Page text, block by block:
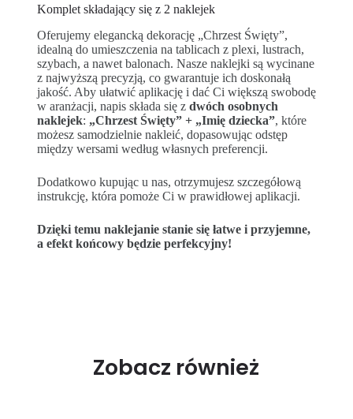
Komplet składający się z 2 naklejek
Oferujemy elegancką dekorację „Chrzest Święty”,
idealną do umieszczenia na tablicach z plexi, lustrach,
szybach, a nawet balonach. Nasze naklejki są wycinane
z najwyższą precyzją, co gwarantuje ich doskonałą
jakość. Aby ułatwić aplikację i dać Ci większą swobodę
w aranżacji, napis składa się z dwóch osobnych
naklejek: „Chrzest Święty” + „Imię dziecka”, które
możesz samodzielnie nakleić, dopasowując odstęp
między wersami według własnych preferencji.
Dodatkowo kupując u nas, otrzymujesz szczegółową
instrukcję, która pomoże Ci w prawidłowej aplikacji.
Dzięki temu naklejanie stanie się łatwe i przyjemne,
a efekt końcowy będzie perfekcyjny!
Zobacz również